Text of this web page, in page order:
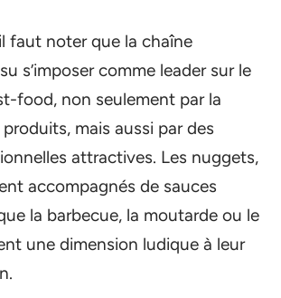
faut noter que la chaîne
s’imposer comme leader sur le
food, non seulement par la
mais aussi par des
attractives. Les nuggets,
accompagnés de sauces
la barbecue, la moutarde ou le
une dimension ludique à leur